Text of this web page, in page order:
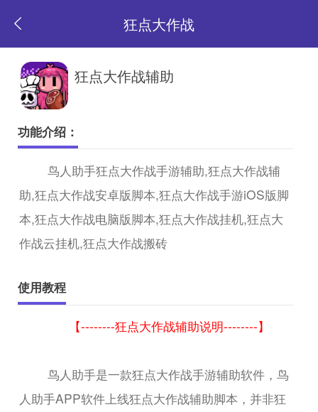
狂点大作战
返
页
狂点大作战辅助
功能介绍：
鸟人助手狂点大作战手游辅助,狂点大作战辅
助,狂点大作战安卓版脚本,狂点大作战手游iOS版脚
本,狂点大作战电脑版脚本,狂点大作战挂机,狂点大
作战云挂机,狂点大作战搬砖
使用教程
【--------狂点大作战辅助说明--------】
鸟人助手是一款狂点大作战手游辅助软件，鸟
人助手APP软件上线狂点大作战辅助脚本，并非狂